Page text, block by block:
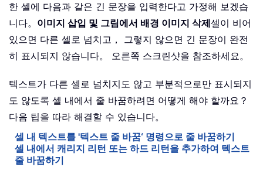
한 셀에 다음과 같은 긴 문장을 입력한다고 가정해 보겠습
니다。 이미지 삽입 및 그림에서 배경 이미지 삭제셀이 비어
있으면 다른 셀로 넘치고， 그렇지 않으면 긴 문장이 완전
히 표시되지 않습니다。 오른쪽 스크린샷을 참조하세요。
텍스트가 다른 셀로 넘치지도 않고 부분적으로만 표시되지
도 않도록 셀 내에서 줄 바꿈하려면 어떻게 해야 할까요？
다음 팁을 따라 해결할 수 있습니다。
셀 내 텍스트를 '텍스트 줄 바꿈‘ 명령으로 줄 바꿈하기
셀 내에서 캐리지 리턴 또는 하드 리턴을 추가하여 텍스트
줄 바꿈하기